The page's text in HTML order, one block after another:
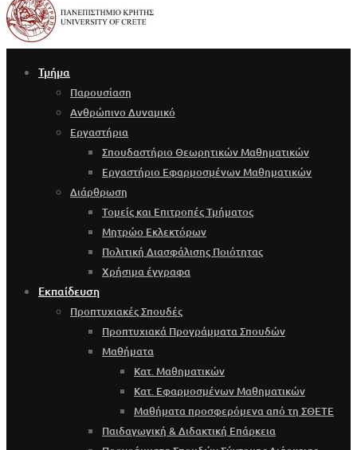
Τμήμα
Παρουσίαση
Ανθρώπινο Δυναμικό
Εργαστήρια
Σπουδαστήριο Θεωρητικών Μαθηματικών
Εργαστήριο Εφαρμοσμένων Μαθηματικών
Διάρθρωση
Τομείς και Επιτροπές Τμήματος
Μητρώο Εκλεκτόρων
Πολιτική Διασφάλισης Ποιότητας
Χρήσιμα έγγραφα
Εκπαίδευση
Προπτυχιακές Σπουδές
Προπτυχιακά Προγράμματα Σπουδών
Μαθήματα
Κατ. Μαθηματικών
Κατ. Εφαρμοσμένων Μαθηματικών
Μαθήματα προσφερόμενα από τη ΣΘΕΤΕ
Παιδαγωγική & Διδακτική Επάρκεια